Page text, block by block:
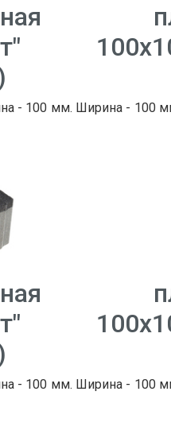
- 100 мм. Ширина - 100
- 100 мм. Ширина - 100